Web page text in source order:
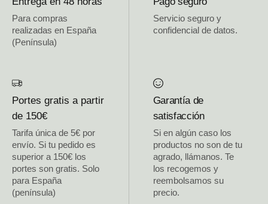
Para compras
realizadas en España
(Península)
Servicio seguro y
confidencial de datos.
Portes gratis a partir
de 150€
Tarifa única de 5€ por
envío. Si tu pedido es
superior a 150€ los
portes son gratis. Solo
para España
(península)
Garantía de
satisfacción
Si en algún caso los
productos no son de tu
agrado, llámanos. Te
los recogemos y
reembolsamos su
precio.